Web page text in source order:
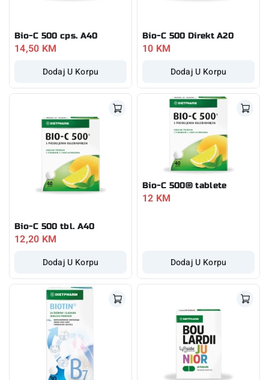
Bio-C 500 cps. A40
14,50 KM
Dodaj U Korpu
Bio-C 500 Direkt A20
10 KM
Dodaj U Korpu
Bio-C 500 tbl. A40
12,20 KM
Dodaj U Korpu
Bio-C 500® tablete
12 KM
Dodaj U Korpu